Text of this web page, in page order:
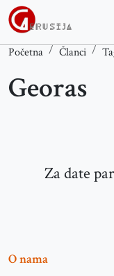
Početna Članci
Georas
Za date
O nama